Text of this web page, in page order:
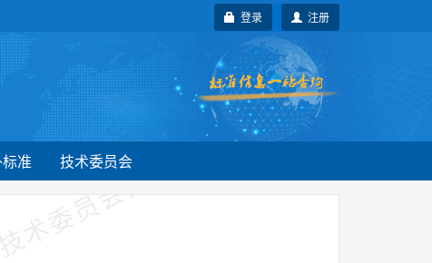
注册
登录
准 技术委员会
委员会自行登记项目 技